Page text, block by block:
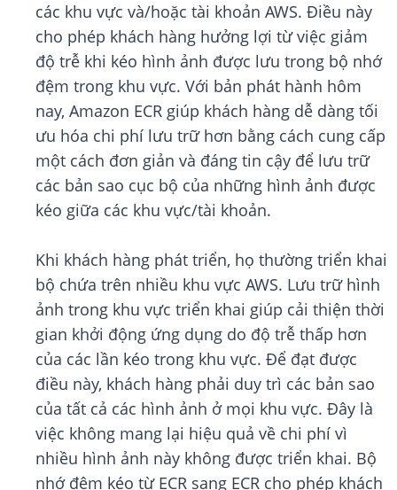
các khu vực và/hoặc tài khoản AWS. Điều này
cho phép khách hàng hưởng lợi từ việc giảm
độ trễ khi kéo hình ảnh được lưu trong bộ nhớ
đệm trong khu vực. Với bản phát hành hôm
nay, Amazon ECR giúp khách hàng dễ dàng tối
ưu hóa chi phí lưu trữ hơn bằng cách cung cấp
một cách đơn giản và đáng tin cậy để lưu trữ
các bản sao cục bộ của những hình ảnh được
kéo giữa các khu vực/tài khoản.
Khi khách hàng phát triển, họ thường triển khai
bộ chứa trên nhiều khu vực AWS. Lưu trữ hình
ảnh trong khu vực triển khai giúp cải thiện thời
gian khởi động ứng dụng do độ trễ thấp hơn
của các lần kéo trong khu vực. Để đạt được
điều này, khách hàng phải duy trì các bản sao
của tất cả các hình ảnh ở mọi khu vực. Đây là
việc không mang lại hiệu quả về chi phí vì
nhiều hình ảnh này không được triển khai. Bộ
nhớ đệm kéo từ ECR sang ECR cho phép khách